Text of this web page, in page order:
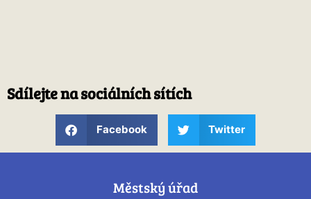
Sdílejte na sociálních sítích
Facebook Twitter
Městský úřad